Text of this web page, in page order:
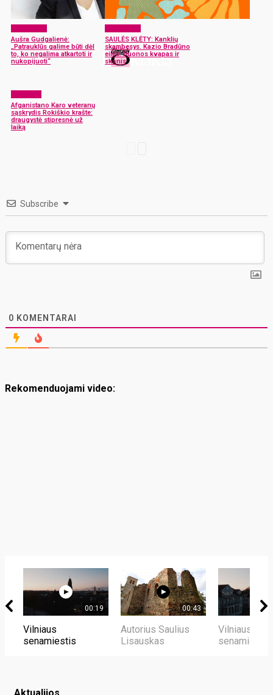
Aušra Gudgalienė:
„Patrauklūs galime būti dėl
to, ko negalima atkartoti ir
nukopijuoti“
SAULĖS KLĖTY: Kanklių
skambesys. Kazio Bradūno
eilės. Duonos kvapas ir
skonis
Afganistano Karo veteranų
sąskrydis Rokiškio krašte:
draugystė stipresnė už
laiką
Subscribe
0 KOMENTARAI
Rekomenduojami video:
00:19
Vilniaus
senamiestis
00:43
Autorius Saulius
Lisauskas
Vilniaus
senamiestis